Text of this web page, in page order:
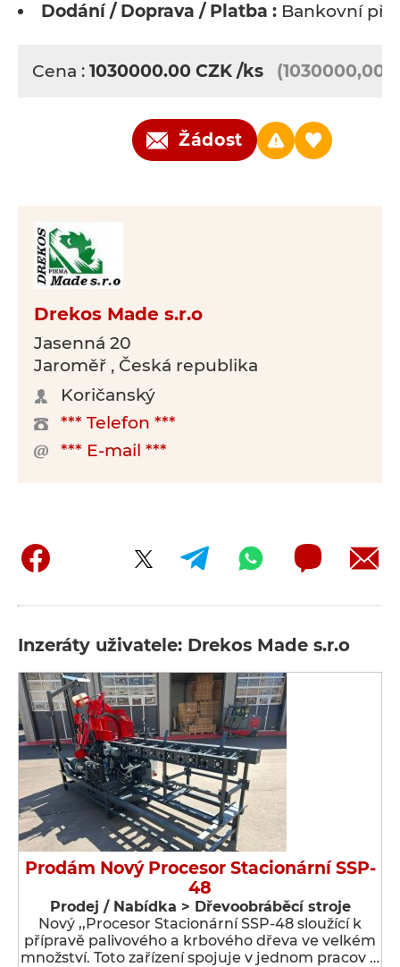
Dodání / Doprava / Platba : Bankovní
Cena : 1030000.00 CZK /ks (1030000,00
Žádost
Drekos Made s.r.o
Jasenná 20
Jaroměř , Česká republika
Koričanský
*** Telefon ***
*** E-mail ***
Inzeráty uživatele: Drekos Made s.r.o
Prodám Nový Procesor Stacionární SSP-
48
Prodej / Nabídka > Dřevoobráběcí stroje
Nový ,,Procesor Stacionární SSP-48 sloužící k
přípravě palivového a krbového dřeva ve velkém
množství. Toto zařízení spojuje v jednom pracov …